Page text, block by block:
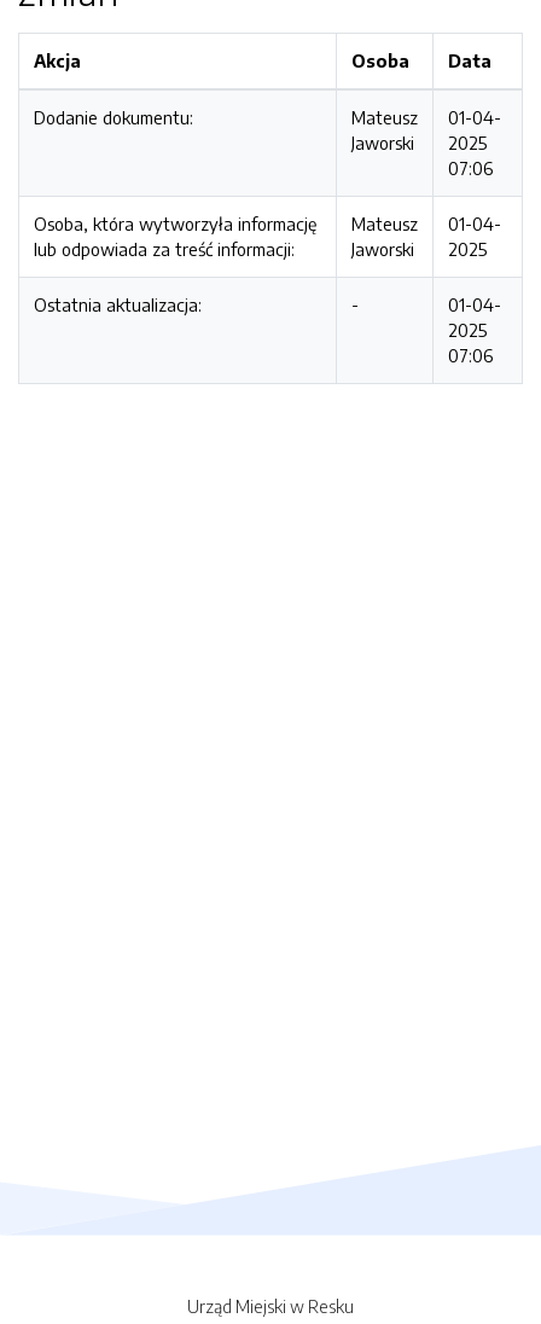
Akcja Osoba Data
Dodanie dokumentu:
Mateusz
Jaworski
01-04-
2025
07:06
Osoba, która wytworzyła informację
lub odpowiada za treść informacji:
Mateusz
Jaworski
01-04-
2025
Ostatnia aktualizacja: -
01-04-
2025
07:06
Urząd Miejski w Resku